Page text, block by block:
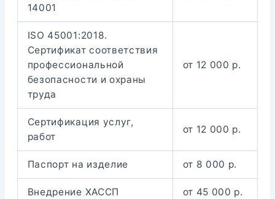
14001
ISO 45001:2018.
Сертификат соответствия
профессиональной
безопасности и охраны
труда
от 12 000 р.
Сертификация услуг,
работ
от 12 000 р.
Паспорт на изделие от 8 000 р.
Внедрение ХАССП от 45 000 р.